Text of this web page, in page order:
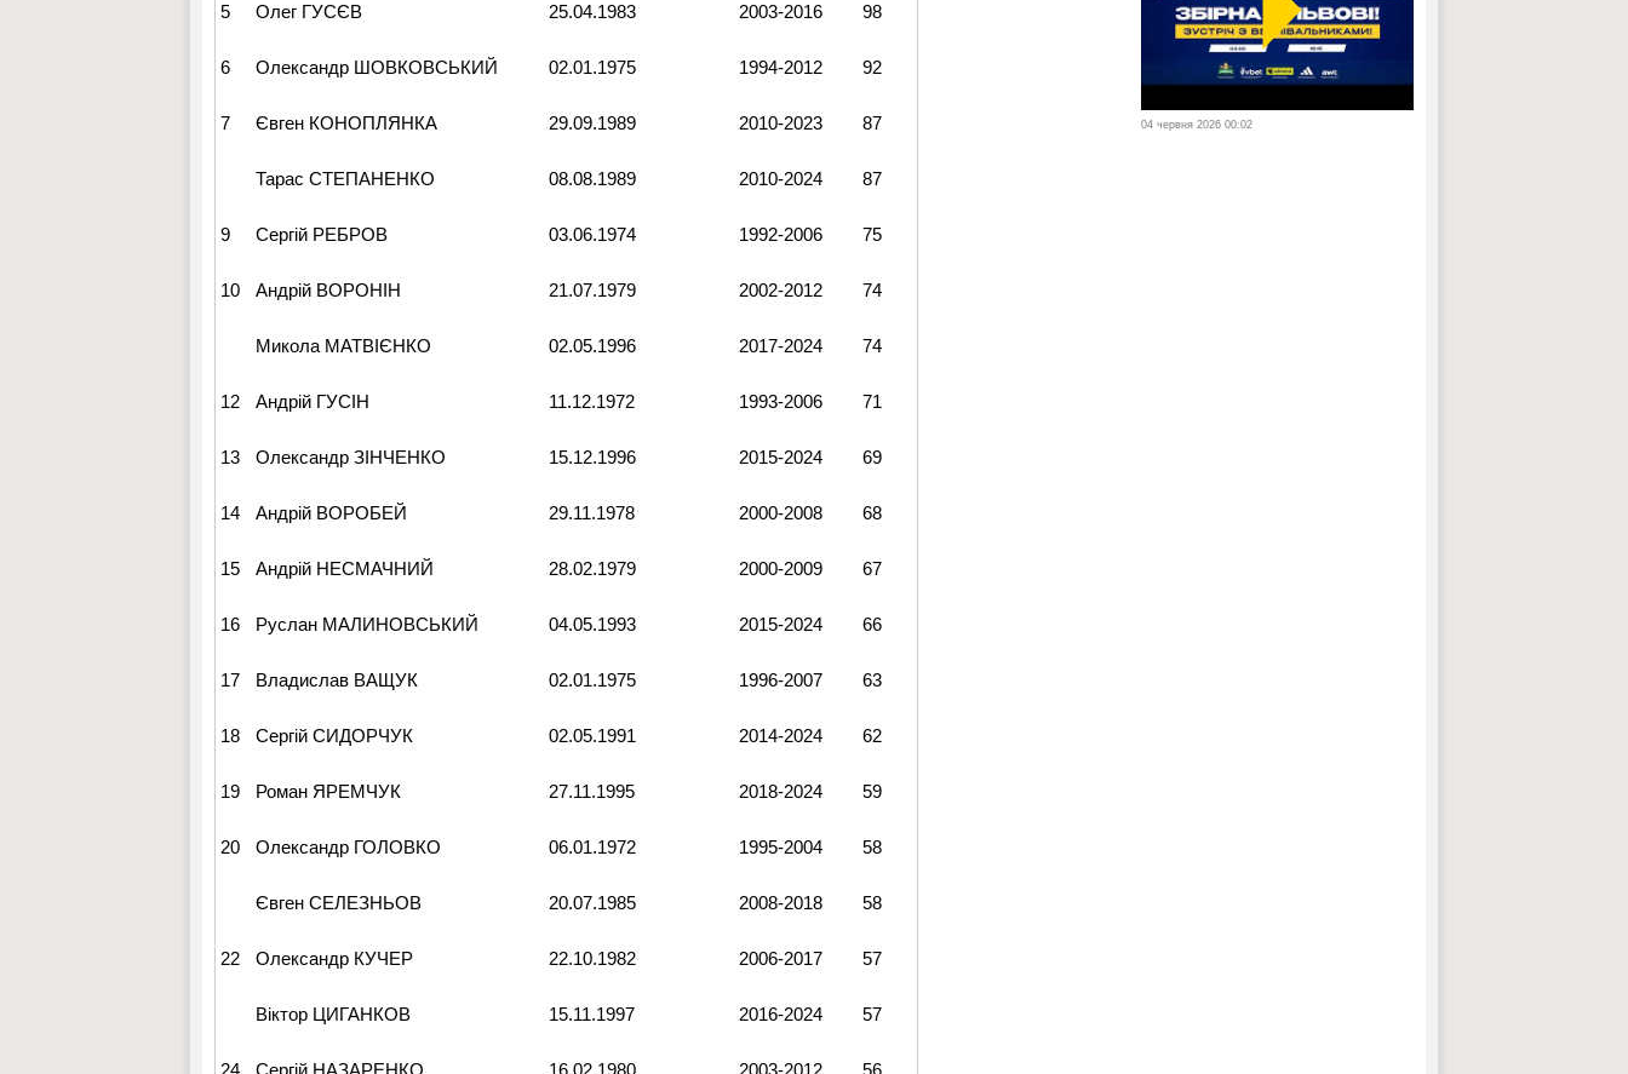
5 Олег ГУСЄВ 25.04.1983 2003-2016 98
6 Олександр ШОВКОВСЬКИЙ 02.01.1975 1994-2012 92
7 Євген КОНОПЛЯНКА 29.09.1989 2010-2023 87
Тарас СТЕПАНЕНКО 08.08.1989 2010-2024 87
9 Сергій РЕБРОВ 03.06.1974 1992-2006 75
10 Андрій ВОРОНІН 21.07.1979 2002-2012 74
Микола МАТВІЄНКО 02.05.1996 2017-2024 74
12 Андрій ГУСІН 11.12.1972 1993-2006 71
13 Олександр ЗІНЧЕНКО 15.12.1996 2015-2024 69
14 Андрій ВОРОБЕЙ 29.11.1978 2000-2008 68
15 Андрій НЕСМАЧНИЙ 28.02.1979 2000-2009 67
16 Руслан МАЛИНОВСЬКИЙ 04.05.1993 2015-2024 66
17 Владислав ВАЩУК 02.01.1975 1996-2007 63
18 Сергій СИДОРЧУК 02.05.1991 2014-2024 62
19 Роман ЯРЕМЧУК 27.11.1995 2018-2024 59
20 Олександр ГОЛОВКО 06.01.1972 1995-2004 58
Євген СЕЛЕЗНЬОВ 20.07.1985 2008-2018 58
22 Олександр КУЧЕР 22.10.1982 2006-2017 57
Віктор ЦИГАНКОВ 15.11.1997 2016-2024 57
24 Сергій НАЗАРЕНКО 16.02.1980 2003-2012 56
04 червня 2026 00:02